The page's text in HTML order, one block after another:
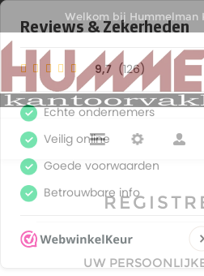
Welkom bij Hummelman
UW